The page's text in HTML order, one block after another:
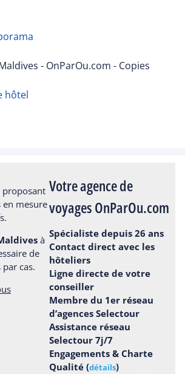
- OnParOu.com - Copies
hôtel
proposant
en mesure
à
de
par cas.
Votre agence de
voyages OnParOu.com
Spécialiste depuis 26 ans
Contact direct avec les
hôteliers
Ligne directe de votre
conseiller
Membre du 1er réseau
d’agences Selectour
Assistance réseau
Selectour 7j/7
Engagements & Charte
Qualité (détails)